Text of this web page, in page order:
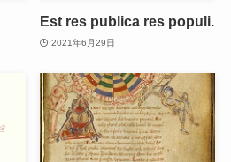
Est res publica res populi.
2021年6月29日